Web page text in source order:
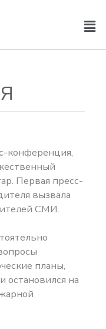
конференция,
Первая пресс-
вызвала
СМИ.
планы,
остановился на